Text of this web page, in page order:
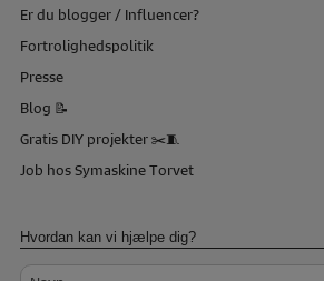
Er du blogger / Influencer?
Fortrolighedspolitik
Presse
Blog 📝
Gratis DIY projekter ✂️🧵
Job hos Symaskine Torvet
Hvordan kan vi hjælpe dig?
Navn